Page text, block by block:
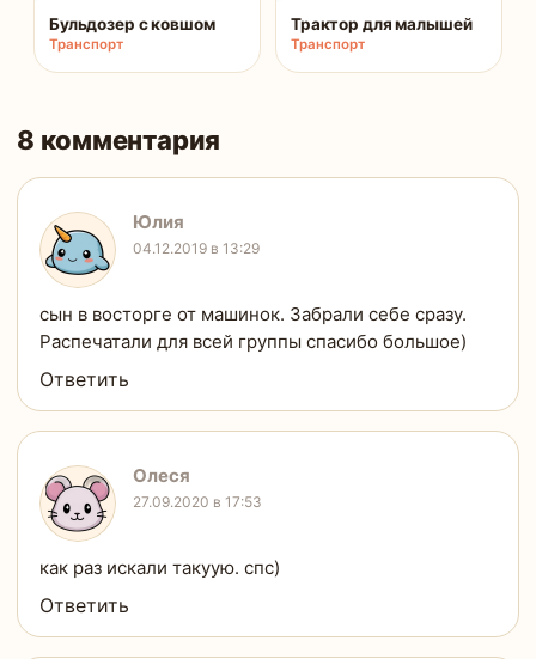
Бульдозер с ковшом
Транспорт
Трактор для малышей
Транспорт
8 комментария
Юлия
04.12.2019 в 13:29
сын в восторге от машинок. Забрали себе сразу.
Распечатали для всей группы спасибо большое)
Ответить
Олеся
27.09.2020 в 17:53
как раз искали такуую. спс)
Ответить